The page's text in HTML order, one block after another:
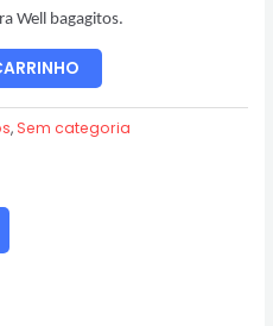
Well bagagitos.
, Sem categoria